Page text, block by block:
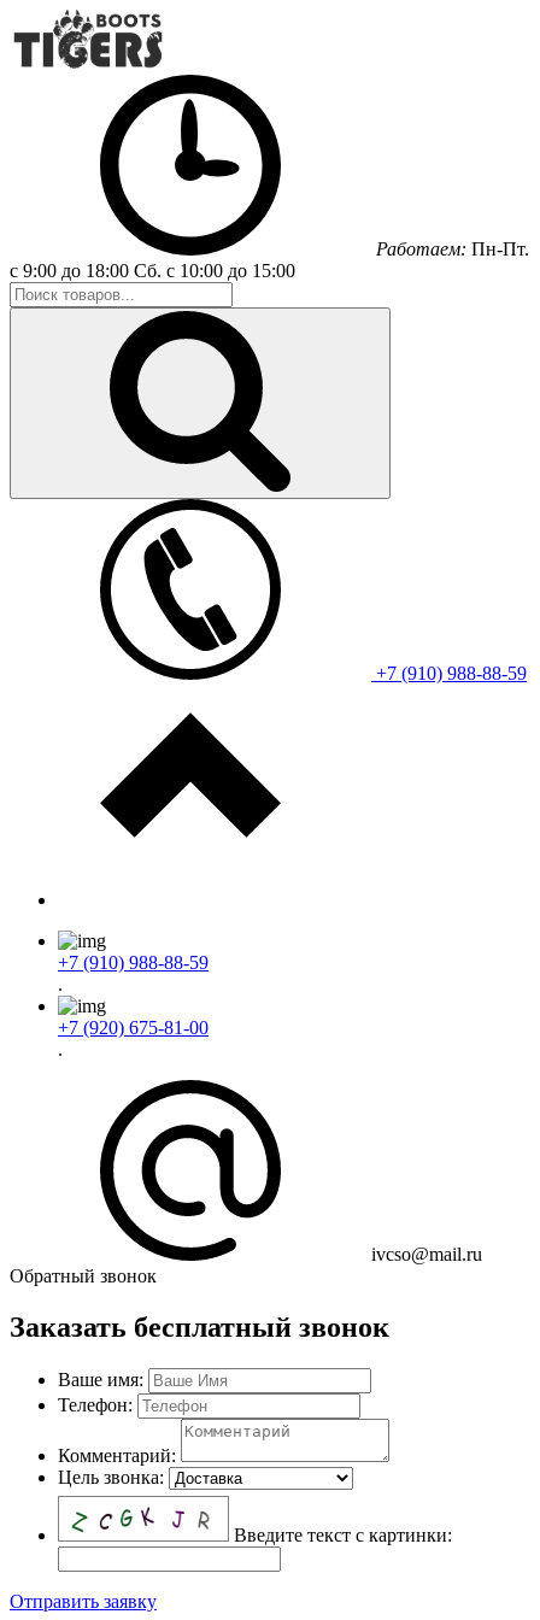
Работаем: Пн-Пт.
с 9:00 до 18:00 Сб. с 10:00 до 15:00
+7 (910) 988-88-59
+7 (910) 988-88-59
.
+7 (920) 675-81-00
.
ivcso@mail.ru
Обратный звонок
Заказать бесплатный звонок
Ваше имя:
Телефон:
Комментарий:
Цель звонка:
Введите текст с картинки:
Отправить заявку